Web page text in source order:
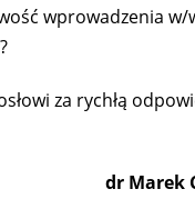
wprowadzenia
za rychłą
dr Marek